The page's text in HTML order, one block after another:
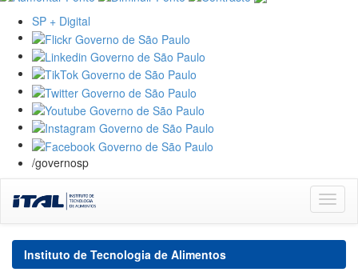
SP + Digital
/governosp
navigation
Instituto de Tecnologia de Alimentos